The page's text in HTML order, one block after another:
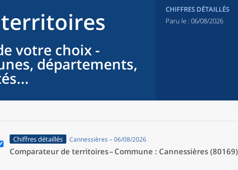
votre choix -
départements,
CHIFFRES DÉTAILLÉS
Paru le : 06/08/2026
Chiffres détaillés Cannessières – 06/08/2026
Comparateur de territoires – Commune : Cannessières (80169)